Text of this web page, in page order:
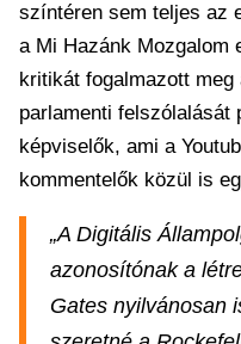
színtéren sem teljes az
a Mi Hazánk Mozgalom
kritikát fogalmazott
parlamenti felszólalását
képviselők, ami a
kommentelők közül is
„A Digitális
azonosítónak a
Gates nyilvánosan